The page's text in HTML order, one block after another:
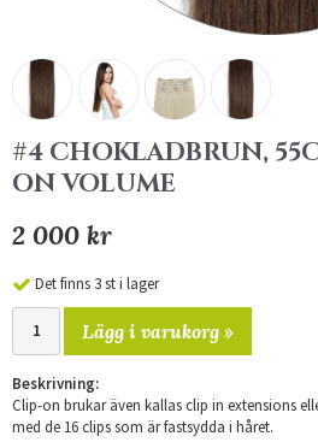
#4 CHOKLADBRUN,
ON VOLUME
2 000 kr
Det finns 3 st i lager
Lägg i varukorg »
Beskrivning:
Clip-on brukar även kallas clip in extensions
med de 16 clips som är fastsydda i håret.